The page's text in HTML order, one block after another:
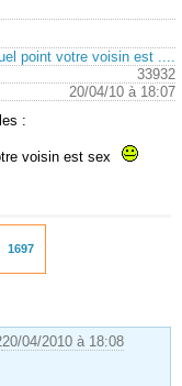
point votre voisin est ....
33932
20/04/10 à 18:07
:
voisin est sex
1697
20/04/2010 à 18:08